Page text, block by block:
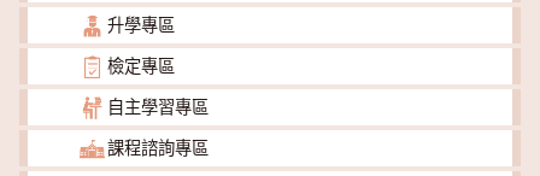
升學專區
檢定專區
自主學習專區
課程諮詢專區